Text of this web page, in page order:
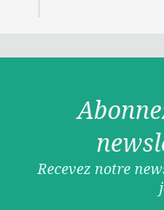
Recevez notre